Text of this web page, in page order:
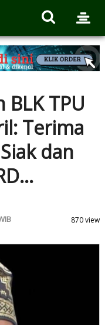
BLK TPU
Terima
dan
870 view